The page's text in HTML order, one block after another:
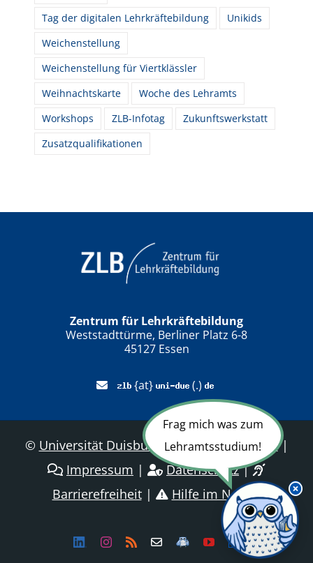
Tag der digitalen Lehrkräftebildung
Unikids
Weichenstellung
Weichenstellung für Viertklässler
Weihnachtskarte
Woche des Lehramts
Workshops
ZLB-Infotag
Zukunftswerkstatt
Zusatzqualifikationen
Zentrum für Lehrkräftebildung
Weststadttürme, Berliner Platz 6-8
45127 Essen
{at} (.)
© Universität Duisburg-Essen| Sitemap|
Impressum | Datenschutz|
Barrierefreiheit| Hilfe im Notfall
LinkedinInstagram
Rss Newsletter
LehramtsWiki
YouTube
Dailymotion
Frag mich was zum
Lehramtsstudium!